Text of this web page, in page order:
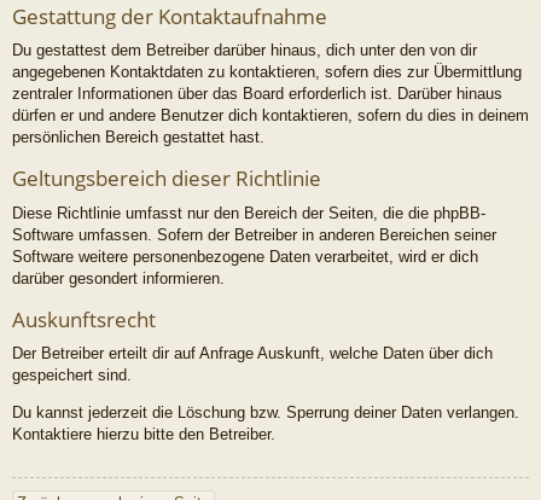
Gestattung der Kontaktaufnahme
Du gestattest dem Betreiber darüber hinaus, dich unter den von dir
angegebenen Kontaktdaten zu kontaktieren, sofern dies zur Übermittlung
zentraler Informationen über das Board erforderlich ist. Darüber hinaus
dürfen er und andere Benutzer dich kontaktieren, sofern du dies in deinem
persönlichen Bereich gestattet hast.
Geltungsbereich dieser Richtlinie
Diese Richtlinie umfasst nur den Bereich der Seiten, die die phpBB-
Software umfassen. Sofern der Betreiber in anderen Bereichen seiner
Software weitere personenbezogene Daten verarbeitet, wird er dich
darüber gesondert informieren.
Auskunftsrecht
Der Betreiber erteilt dir auf Anfrage Auskunft, welche Daten über dich
gespeichert sind.
Du kannst jederzeit die Löschung bzw. Sperrung deiner Daten verlangen.
Kontaktiere hierzu bitte den Betreiber.